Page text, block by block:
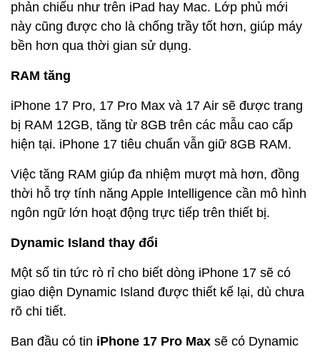
phản chiếu như trên iPad hay Mac. Lớp phủ mới
này cũng được cho là chống trầy tốt hơn, giúp máy
bền hơn qua thời gian sử dụng.
RAM tăng
iPhone 17 Pro, 17 Pro Max và 17 Air sẽ được trang
bị RAM 12GB, tăng từ 8GB trên các mẫu cao cấp
hiện tại. iPhone 17 tiêu chuẩn vẫn giữ 8GB RAM.
Việc tăng RAM giúp đa nhiệm mượt mà hơn, đồng
thời hỗ trợ tính năng Apple Intelligence cần mô hình
ngôn ngữ lớn hoạt động trực tiếp trên thiết bị.
Dynamic Island thay đổi
Một số tin tức rò rỉ cho biết dòng iPhone 17 sẽ có
giao diện Dynamic Island được thiết kế lại, dù chưa
rõ chi tiết.
Ban đầu có tin iPhone 17 Pro Max sẽ có Dynamic